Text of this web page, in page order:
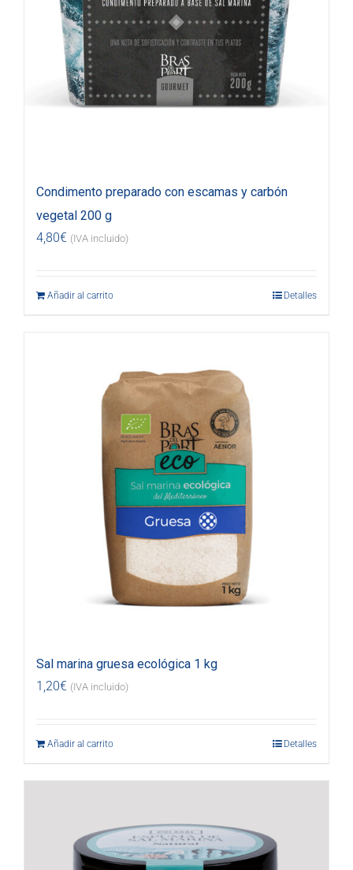
Condimento preparado con escamas y carbón
vegetal 200 g
4,80€ (IVA incluido)
Añadir al carrito Detalles
Sal marina gruesa ecológica 1 kg
1,20€ (IVA incluido)
Añadir al carrito Detalles